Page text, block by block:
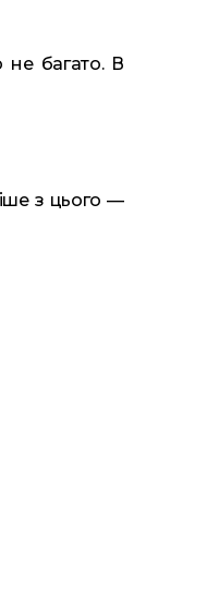
не багато. В
з цього —